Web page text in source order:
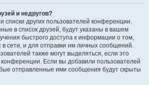
и недругов?
списки других пользователей конференции.
в список друзей, будут указаны в вашем
быстрого доступа к информации о том,
в сети, и для отправки им личных сообщений.
также могут выделяться, если это
Если вы добавили пользователей
отправленные ими сообщения будут скрыты